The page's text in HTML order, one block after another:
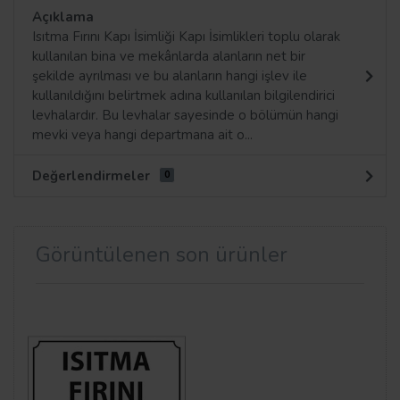
Açıklama
Isıtma Fırını Kapı İsimliği Kapı İsimlikleri toplu olarak
kullanılan bina ve mekânlarda alanların net bir
şekilde ayrılması ve bu alanların hangi işlev ile
kullanıldığını belirtmek adına kullanılan bilgilendirici
levhalardır. Bu levhalar sayesinde o bölümün hangi
mevki veya hangi departmana ait o...
Değerlendirmeler 0
Görüntülenen son ürünler